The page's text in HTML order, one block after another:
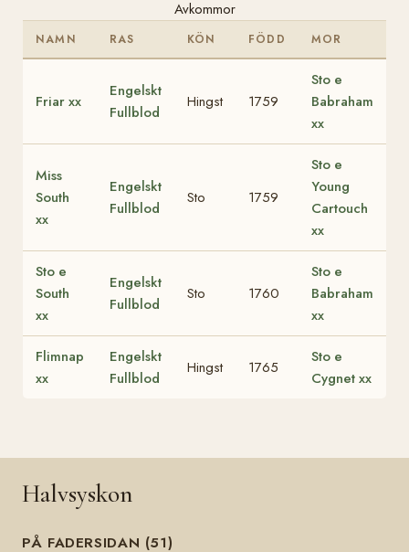
Avkommor
NAMN RAS KÖN FÖDD MOR
Friar xx
Engelskt
Fullblod
Hingst 1759
Sto e
Babraham
xx
Miss
South
xx
Engelskt
Fullblod
Sto 1759
Sto e
Young
Cartouch
xx
Sto e
South
xx
Engelskt
Fullblod
Sto 1760
Sto e
Babraham
xx
Flimnap
xx
Engelskt
Fullblod
Hingst 1765
Sto e
Cygnet xx
Halvsyskon
PÅ FADERSIDAN (51)